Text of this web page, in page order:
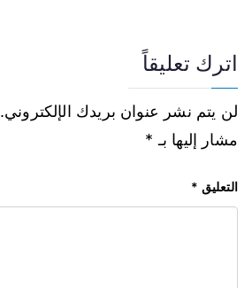
اترك تعليقاً
لن يتم نشر عنوان بريدك الإلكتروني.
مشار إليها بـ *
التعليق *